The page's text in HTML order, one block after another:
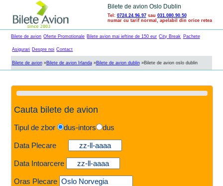
Bilete de avion Oslo Dublin
Tel: 0724.24.96.97sau 031.080.90.50
numar cu tarif normal, apelabil din orice retea
Bilete de avion Oferte Promotionale Bilete avion mai ieftine de 150 eur City Break Pachete
Asigurari Despre noi Contact
Bilete de avion»Bilete de avion Irlanda»Bilete de avion dublin»Bilete de avion oslo dublin
Cauta bilete de avion
Tipul de zbor dus-intors dus
Data Plecare
Data Intoarcere
Oras Plecare